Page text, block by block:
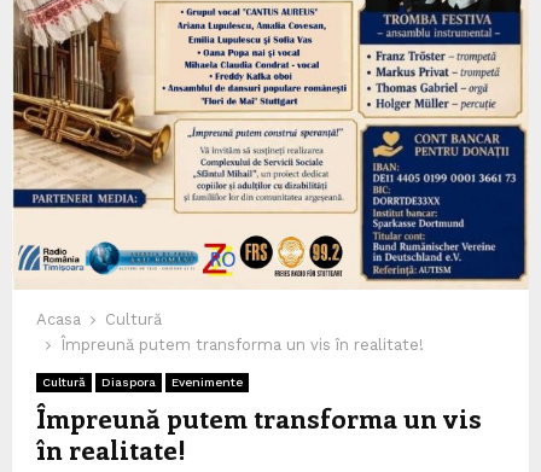
Acasa
Cultură
Împreună putem transforma un vis în realitate!
Cultură Diaspora Evenimente
Împreună putem transforma un vis
în realitate!